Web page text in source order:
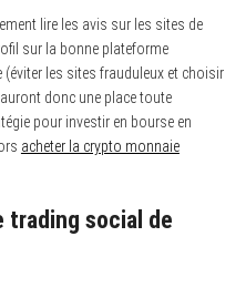
lire les avis sur les sites de
sur la bonne plateforme
les sites frauduleux et choisir
donc une place toute
pour investir en bourse en
acheter la crypto monnaie
trading social de